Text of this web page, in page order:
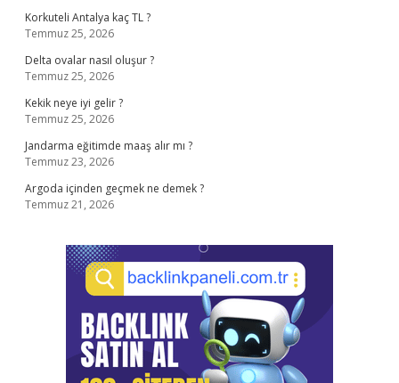
Korkuteli Antalya kaç TL ?
Temmuz 25, 2026
Delta ovalar nasıl oluşur ?
Temmuz 25, 2026
Kekik neye iyi gelir ?
Temmuz 25, 2026
Jandarma eğitimde maaş alır mı ?
Temmuz 23, 2026
Argoda içinden geçmek ne demek ?
Temmuz 21, 2026